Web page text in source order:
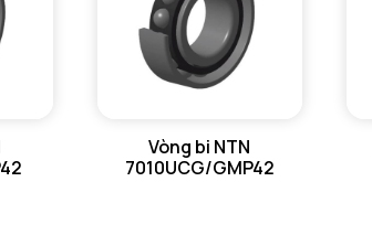
Vòng bi NTN
7010UCG/GMP42